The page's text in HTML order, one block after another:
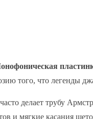
того, что легенды
часто делает трубу
и мягкие касания